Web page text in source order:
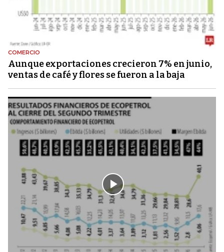
COMERCIO
Aunque exportaciones crecieron 7% en junio,
ventas de café y flores se fueron a la baja